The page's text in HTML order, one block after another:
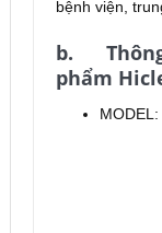
bệnh viện,
b.
phẩm
MODEL: